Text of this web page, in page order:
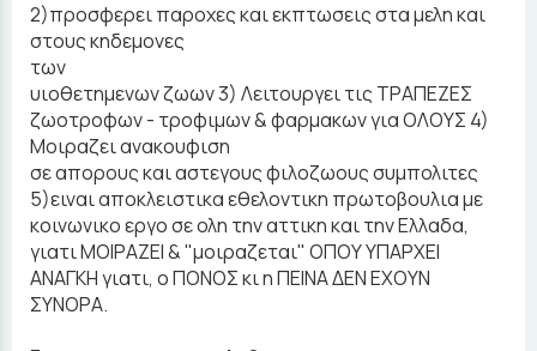
2)προσφερει παροχες και εκπτωσεις στα μελη και
στους κηδεμονες
των
υιοθετημενων ζωων 3) Λειτουργει τις ΤΡΑΠΕΖΕΣ
ζωοτροφων - τροφιμων & φαρμακων για ΟΛΟΥΣ 4)
Μοιραζει ανακουφιση
σε απορους και αστεγους φιλοζωους συμπολιτες
5)ειναι αποκλειστικα εθελοντικη πρωτοβουλια με
κοινωνικο εργο σε ολη την αττικη και την Ελλαδα,
γιατι ΜΟΙΡΑΖΕΙ & "μοιραζεται" ΟΠΟΥ ΥΠΑΡΧΕΙ
ΑΝΑΓΚΗ γιατι, ο ΠΟΝΟΣ κι η ΠΕΙΝΑ ΔΕΝ ΕΧΟΥΝ
ΣΥΝΟΡΑ.